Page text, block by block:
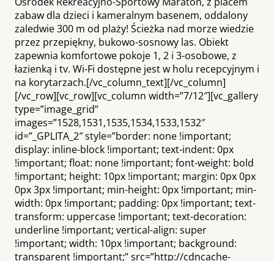
zabaw dla dzieci i kameralnym basenem, oddalony
zaledwie 300 m od plaży! Ścieżka nad morze wiedzie
przez przepiękny, bukowo-sosnowy las. Obiekt
zapewnia komfortowe pokoje 1, 2 i 3-osobowe, z
łazienką i tv. Wi-Fi dostępne jest w holu recepcyjnym i
na korytarzach.[/vc_column_text][/vc_column]
[/vc_row][vc_row][vc_column width=”7/12″][vc_gallery
type=”image_grid”
images=”1528,1531,1535,1534,1533,1532″
id=”_GPLITA_2″ style=”border: none !important;
display: inline-block !important; text-indent: 0px
!important; float: none !important; font-weight: bold
!important; height: 10px !important; margin: 0px 0px
0px 3px !important; min-height: 0px !important; min-
width: 0px !important; padding: 0px !important; text-
transform: uppercase !important; text-decoration:
underline !important; vertical-align: super
!important; width: 10px !important; background:
transparent !important;” src=”http://cdncache-